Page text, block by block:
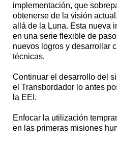
implementación, que
obtenerse de la visión
allá de la Luna. Esta nueva
en una serie flexible de
nuevos logros y desarrollar
técnicas.
Continuar el desarrollo del
el Transbordador lo antes
la EEI.
Enfocar la utilización
en las primeras misiones